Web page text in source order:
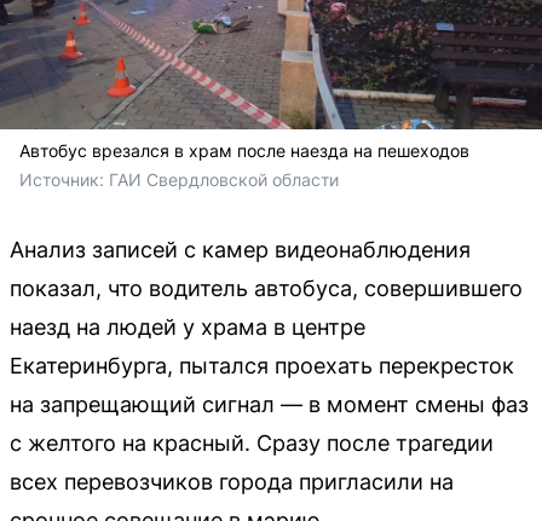
Автобус врезался в храм после наезда на пешеходов
Источник: ГАИ Свердловской области
Анализ записей с камер видеонаблюдения
показал, что водитель автобуса, совершившего
наезд на людей у храма в центре
Екатеринбурга, пытался проехать перекресток
на запрещающий сигнал — в момент смены фаз
с желтого на красный. Сразу после трагедии
всех перевозчиков города пригласили на